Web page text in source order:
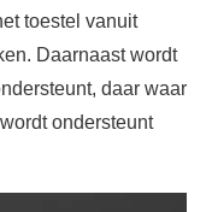
toestel vanuit
Daarnaast wordt
daar waar
ondersteunt